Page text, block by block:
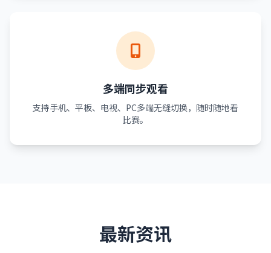
多端同步观看
支持手机、平板、电视、PC多端无缝切换，随时随地看
比赛。
最新资讯